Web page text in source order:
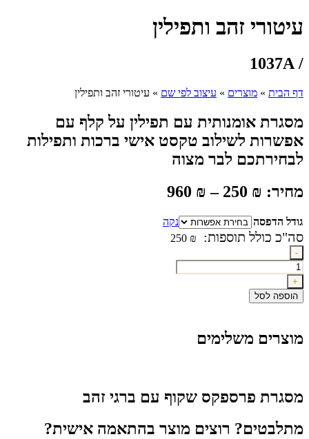
עיטורי זהב ותפילין
/ 1037A
דף הבית » מוצרים » עיצוב לפי שם » עיטורי זהב ותפילין
מסגרת אומנותית עם תפילין על קלף עם
אפשרות לשילוב טקסט אישי ברכות ותפילות
לבחירתכם לבר מצוה
מחיר: ₪
–
₪
גודל הדפסה
נקה
₪
כמות
של
עיטורי
זהב
ותפילין
-
+
הוספה לסל
מוצרים משלימים
מסגרת פרספקס שקוף עם ברגי זהב
מתלבטים? רוצים מוצר בהתאמה אישית?